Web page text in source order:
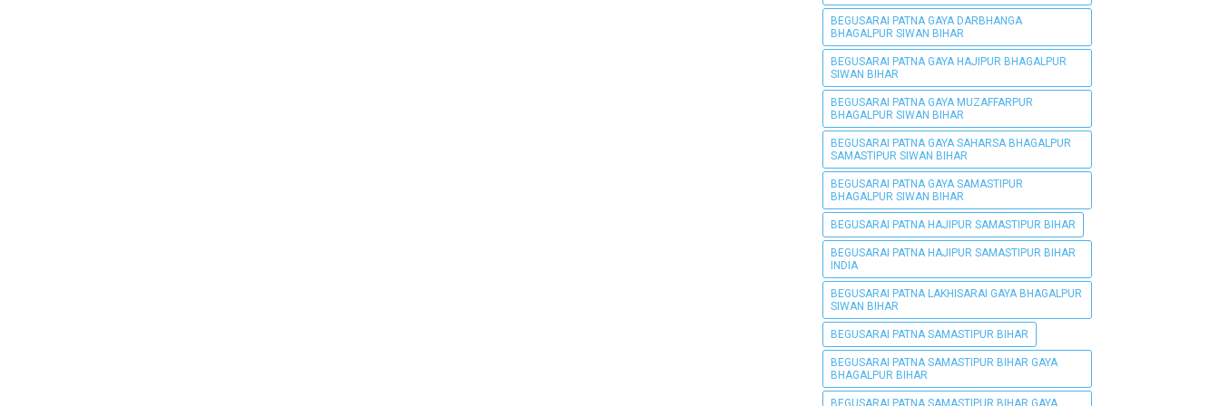
BEGUSARAI PATNA GAYA DARBHANGA
BHAGALPUR SIWAN BIHAR
BEGUSARAI PATNA GAYA HAJIPUR BHAGALPUR
SIWAN BIHAR
BEGUSARAI PATNA GAYA MUZAFFARPUR
BHAGALPUR SIWAN BIHAR
BEGUSARAI PATNA GAYA SAHARSA BHAGALPUR
SAMASTIPUR SIWAN BIHAR
BEGUSARAI PATNA GAYA SAMASTIPUR
BHAGALPUR SIWAN BIHAR
BEGUSARAI PATNA HAJIPUR SAMASTIPUR BIHAR
BEGUSARAI PATNA HAJIPUR SAMASTIPUR BIHAR
INDIA
BEGUSARAI PATNA LAKHISARAI GAYA BHAGALPUR
SIWAN BIHAR
BEGUSARAI PATNA SAMASTIPUR BIHAR
BEGUSARAI PATNA SAMASTIPUR BIHAR GAYA
BHAGALPUR BIHAR
BEGUSARAI PATNA SAMASTIPUR BIHAR GAYA